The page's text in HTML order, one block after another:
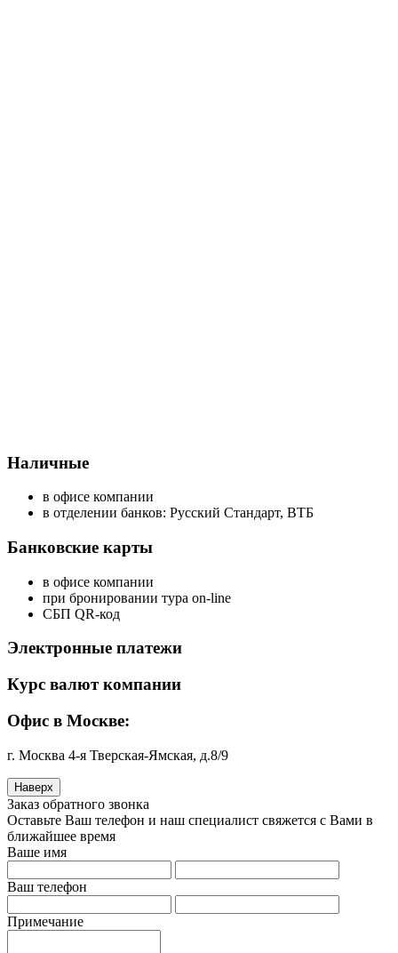
Наличные
в офисе компании
в отделении банков: Русский Стандарт, ВТБ
Банковские карты
в офисе компании
при бронировании тура on-line
СБП QR-код
Электронные платежи
Курс валют компании
Офис в Москве:
г. Москва 4-я Тверская-Ямская, д.8/9
Наверх
Заказ обратного звонка
Оставьте Ваш телефон и наш специалист свяжется с Вами в
ближайшее время
Ваше имя
Ваш телефон
Примечание